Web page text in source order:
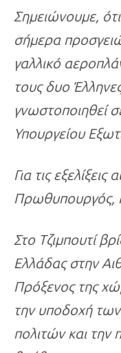
Σημειώνουμε,
σήμερα
γαλλικό
τους δυο
γνωστοποιηθεί
Υπουργείου
Για τις
Πρωθυπουργός,
Στο Τζιμπουτί
Ελλάδας στην
Πρόξενος της
την υποδοχή
πολιτών και